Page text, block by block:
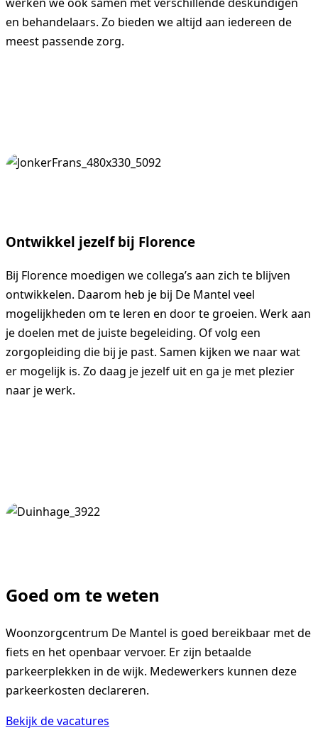
en behandelaars. Zo bieden we altijd aan iedereen de
meest passende zorg.
Ontwikkel jezelf bij Florence
Bij Florence moedigen we collega’s aan zich te blijven
ontwikkelen. Daarom heb je bij De Mantel veel
mogelijkheden om te leren en door te groeien. Werk aan
je doelen met de juiste begeleiding. Of volg een
zorgopleiding die bij je past. Samen kijken we naar wat
er mogelijk is. Zo daag je jezelf uit en ga je met plezier
naar je werk.
Goed om te weten
Woonzorgcentrum De Mantel is goed bereikbaar met de
fiets en het openbaar vervoer. Er zijn betaalde
parkeerplekken in de wijk. Medewerkers kunnen deze
parkeerkosten declareren.
Bekijk de vacatures